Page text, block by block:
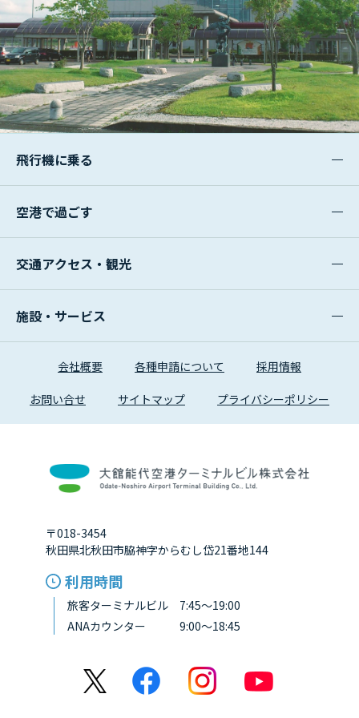
飛行機に乗る
空港で過ごす
交通アクセス・観光
施設・サービス
会社概要 各種申請について 採用情報
お問い合せ サイトマップ プライバシーポリシー
〒018-3454
秋田県北秋田市脇神字からむし岱21番地144
利用時間
旅客ターミナルビル 7:45～19:00
ANAカウンター 9:00～18:45